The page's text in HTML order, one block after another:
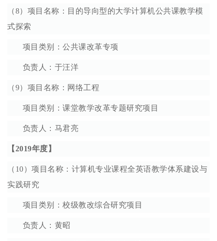
（8）项目名称：目的导向型的大学计算机公共课教学模
式探索
项目类别：公共课改革专项
负责人：于汪洋
（9）项目名称：网络工程
项目类别：课堂教学改革专题研究项目
负责人：马君亮
【2019年度】
（10）项目名称：计算机专业课程全英语教学体系建设与
实践研究
项目类别：校级教改综合研究项目
负责人：黄昭